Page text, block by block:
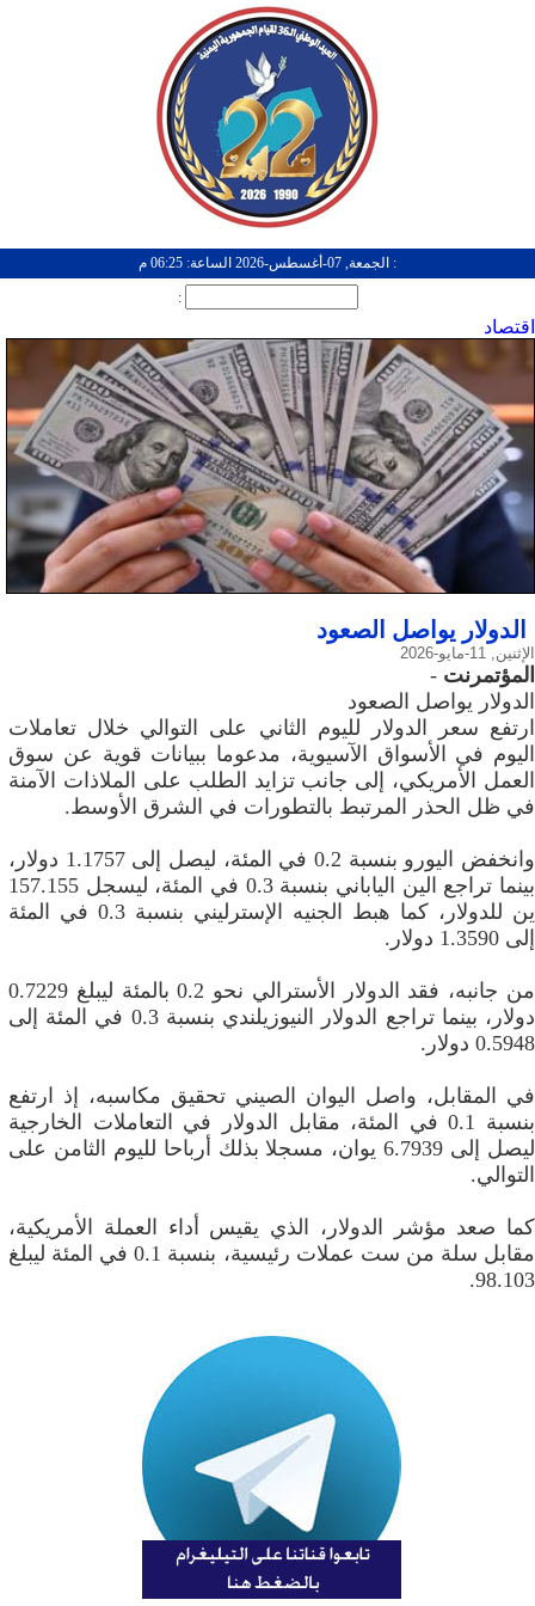
: الجمعة, 07-أغسطس-2026 الساعة: 06:25 م
:
اقتصاد
الدولار يواصل الصعود
الإثنين, 11-مايو-2026
المؤتمرنت -
الدولار يواصل الصعود
ارتفع سعر الدولار لليوم الثاني على التوالي خلال تعاملات
اليوم في الأسواق الآسيوية، مدعوما ببيانات قوية عن سوق
العمل الأمريكي، إلى جانب تزايد الطلب على الملاذات الآمنة
في ظل الحذر المرتبط بالتطورات في الشرق الأوسط.
وانخفض اليورو بنسبة 0.2 في المئة، ليصل إلى 1.1757 دولار،
بينما تراجع الين الياباني بنسبة 0.3 في المئة، ليسجل 157.155
ين للدولار، كما هبط الجنيه الإسترليني بنسبة 0.3 في المئة
إلى 1.3590 دولار.
من جانبه، فقد الدولار الأسترالي نحو 0.2 بالمئة ليبلغ 0.7229
دولار، بينما تراجع الدولار النيوزيلندي بنسبة 0.3 في المئة إلى
0.5948 دولار.
في المقابل، واصل اليوان الصيني تحقيق مكاسبه، إذ ارتفع
بنسبة 0.1 في المئة، مقابل الدولار في التعاملات الخارجية
ليصل إلى 6.7939 يوان، مسجلا بذلك أرباحا لليوم الثامن على
التوالي.
كما صعد مؤشر الدولار، الذي يقيس أداء العملة الأمريكية،
مقابل سلة من ست عملات رئيسية، بنسبة 0.1 في المئة ليبلغ
98.103.